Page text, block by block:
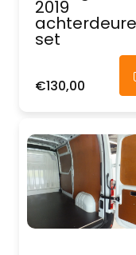
2019
set
€130,00